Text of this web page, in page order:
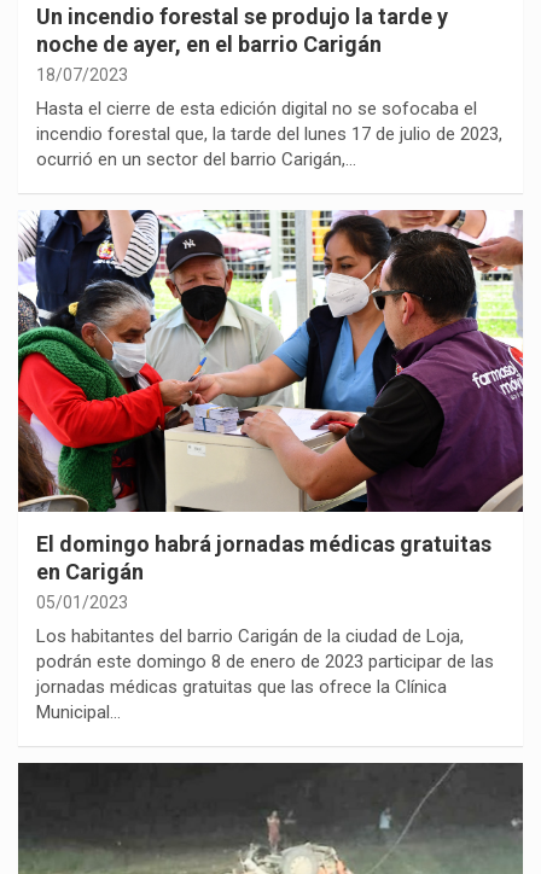
Un incendio forestal se produjo la tarde y
noche de ayer, en el barrio Carigán
18/07/2023
Hasta el cierre de esta edición digital no se sofocaba el
incendio forestal que, la tarde del lunes 17 de julio de 2023,
ocurrió en un sector del barrio Carigán,…
El domingo habrá jornadas médicas gratuitas
en Carigán
05/01/2023
Los habitantes del barrio Carigán de la ciudad de Loja,
podrán este domingo 8 de enero de 2023 participar de las
jornadas médicas gratuitas que las ofrece la Clínica
Municipal…